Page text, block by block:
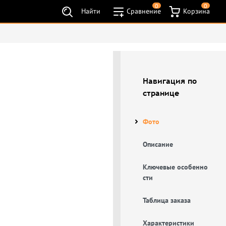
Найти Сравнение
0
Корзина
0
Навигация по
странице
Фото
Описание
Ключевые особенно
сти
Таблица заказа
Характеристики